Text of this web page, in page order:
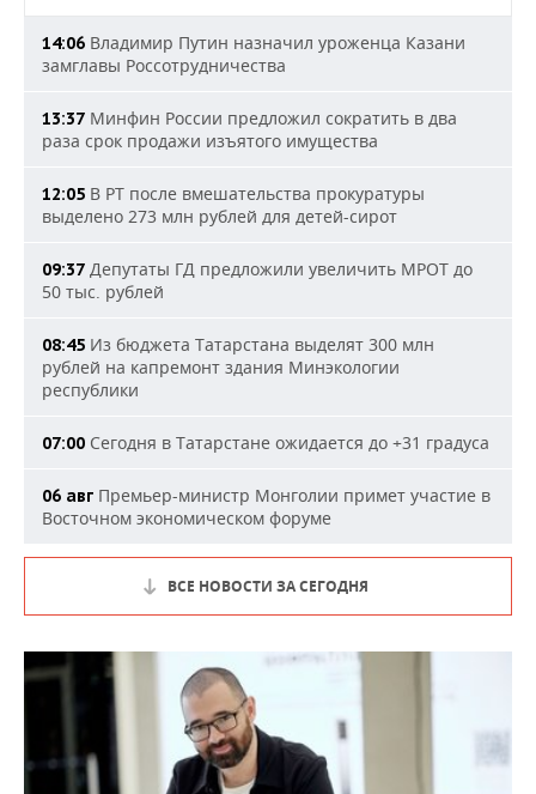
14:06 Владимир Путин назначил уроженца Казани
замглавы Россотрудничества
13:37 Минфин России предложил сократить в два
раза срок продажи изъятого имущества
12:05 В РТ после вмешательства прокуратуры
выделено 273 млн рублей для детей-сирот
09:37 Депутаты ГД предложили увеличить МРОТ до
50 тыс. рублей
08:45 Из бюджета Татарстана выделят 300 млн
рублей на капремонт здания Минэкологии
республики
07:00 Сегодня в Татарстане ожидается до +31 градуса
06 авг Премьер-министр Монголии примет участие в
Восточном экономическом форуме
ВСЕ НОВОСТИ ЗА СЕГОДНЯ